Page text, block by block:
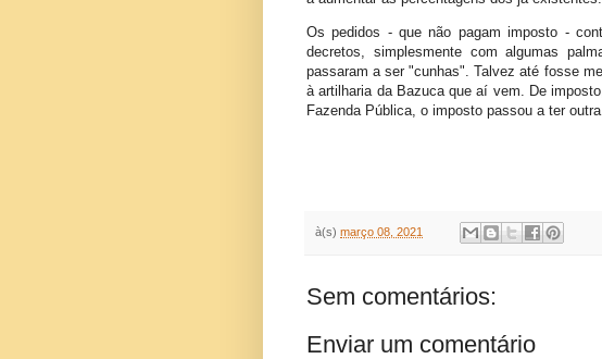
Os pedidos - que não pagam imposto -
decretos, simplesmente com algumas
passaram a ser "cunhas". Talvez até fosse
à artilharia da Bazuca que aí vem. De
Fazenda Pública, o imposto passou a ter
à(s) março 08, 2021
Sem comentários:
Enviar um comentário